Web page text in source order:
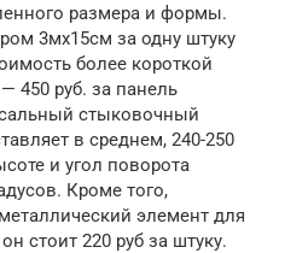
размера и формы.
3мх15см за одну штуку
более короткой
450 руб. за панель
стыковочный
в среднем, 240-250
и угол поворота
Кроме того,
элемент для
стоит 220 руб за штуку.